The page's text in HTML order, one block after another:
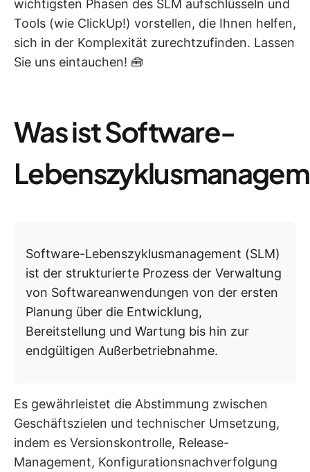
wichtigsten Phasen des SLM aufschlüsseln und
Tools (wie ClickUp!) vorstellen, die Ihnen helfen,
sich in der Komplexität zurechtzufinden. Lassen
Sie uns eintauchen! 🧰
Was ist Software-
Software-Lebenszyklusmanagement (SLM)
ist der strukturierte Prozess der Verwaltung
von Softwareanwendungen von der ersten
Planung über die Entwicklung,
Bereitstellung und Wartung bis hin zur
endgültigen Außerbetriebnahme.
Es gewährleistet die Abstimmung zwischen
Geschäftszielen und technischer Umsetzung,
indem es Versionskontrolle, Release-
Management, Konfigurationsnachverfolgung